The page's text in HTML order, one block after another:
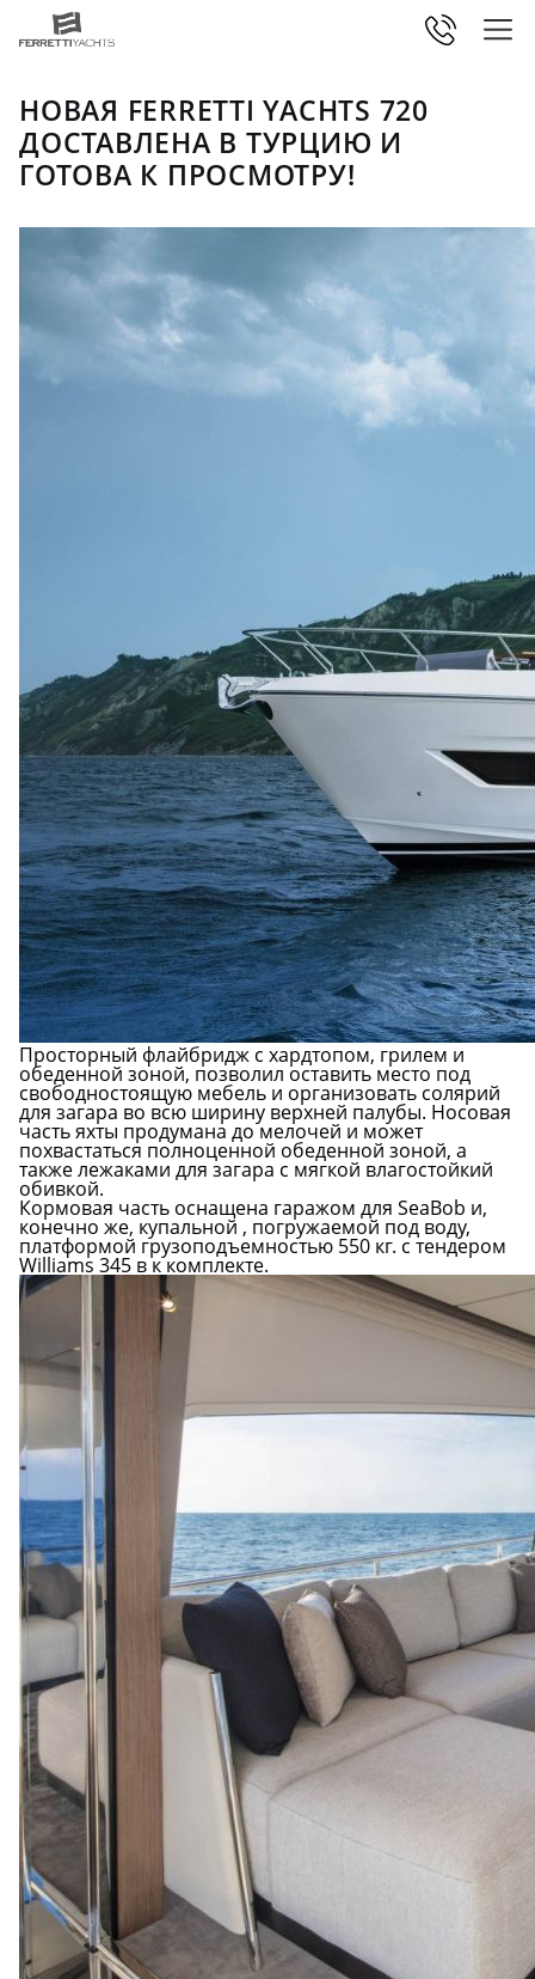
НОВАЯ FERRETTI YACHTS 720
ДОСТАВЛЕНА В ТУРЦИЮ И
ГОТОВА К ПРОСМОТРУ!
Просторный флайбридж c хардтопом, грилем и
обеденной зоной, позволил оставить место под
свободностоящую мебель и организовать солярий
для загара во всю ширину верхней палубы. Носовая
часть яхты продумана до мелочей и может
похвастаться полноценной обеденной зоной, а
также лежаками для загара с мягкой влагостойкий
обивкой.
Кормовая часть оснащена гаражом для SeaBob и,
конечно же, купальной , погружаемой под воду,
платформой грузоподъемностью 550 кг. с тендером
Williams 345 в к комплекте.